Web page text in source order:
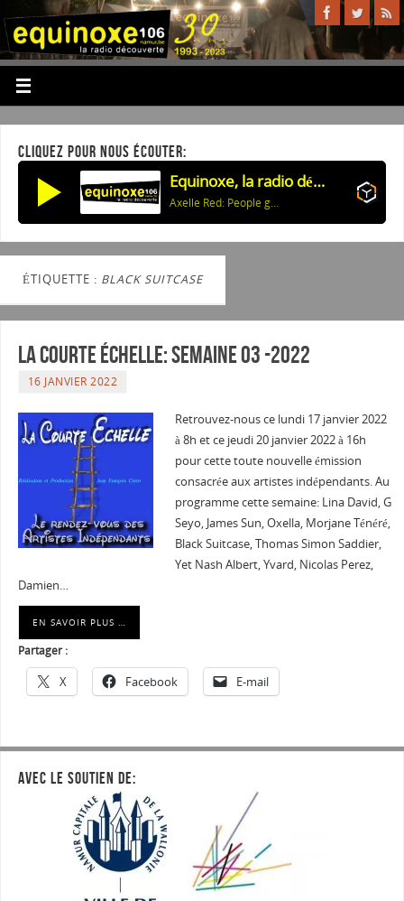
CLIQUEZ POUR NOUS ÉCOUTER:
Equinoxe, la radio découverte
Axelle Red: People get ready (Soul version)
ÉTIQUETTE : BLACK SUITCASE
La courte échelle: semaine 03 -2022
16 JANVIER 2022
Retrouvez-nous ce lundi 17 janvier 2022
à 8h et ce jeudi 20 janvier 2022 à 16h
pour cette toute nouvelle émission
consacrée aux artistes indépendants. Au
programme cette semaine: Lina David, G
Seyo, James Sun, Oxella, Morjane Ténéré,
Black Suitcase, Thomas Simon Saddier,
Yet Nash Albert, Yvard, Nicolas Perez,
Damien…
EN SAVOIR PLUS …
Partager :
X Facebook E-mail
AVEC LE SOUTIEN DE: